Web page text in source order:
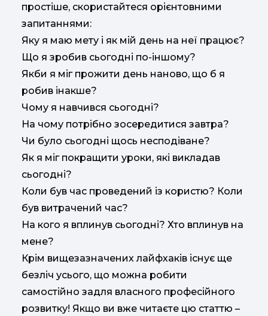
простіше, скористайтеся орієнтовними
запитаннями:
Яку я маю мету і як мій день на неї працює?
Що я зробив сьогодні по-іншому?
Якби я міг прожити день наново, що б я
робив інакше?
Чому я навчився сьогодні?
На чому потрібно зосередитися завтра?
Чи було сьогодні щось несподіване?
Як я міг покращити уроки, які викладав
сьогодні?
Коли був час проведений із користю? Коли
був витрачений час?
На кого я вплинув сьогодні? Хто вплинув на
мене?
Крім вищезазначених лайфхаків існує ще
безліч усього, що можна робити
самостійно задля власного професійного
розвитку! Якщо ви вже читаєте цю статтю –